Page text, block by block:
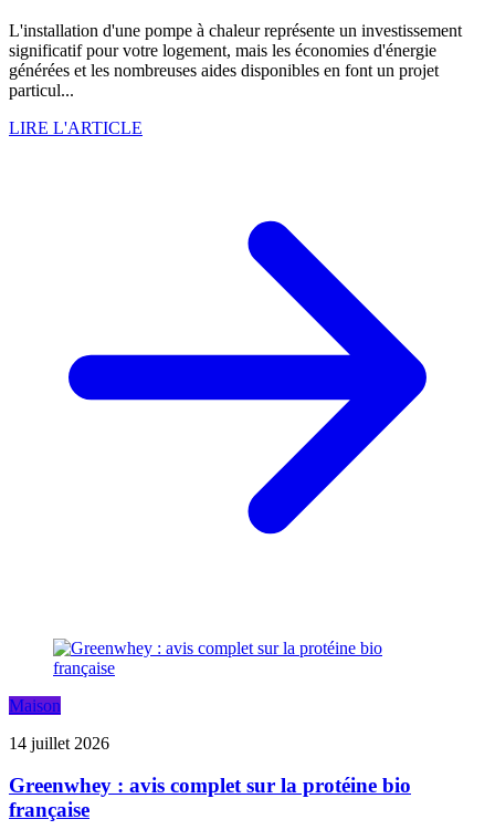
L'installation d'une pompe à chaleur représente un investissement
significatif pour votre logement, mais les économies d'énergie
générées et les nombreuses aides disponibles en font un projet
particul...
LIRE L'ARTICLE
Maison
14 juillet 2026
Greenwhey : avis complet sur la protéine bio
française